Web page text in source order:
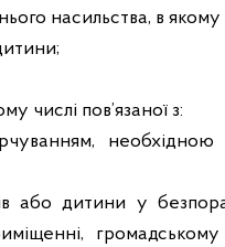
насильства, в
числі пов’язаної з:
або дитини у